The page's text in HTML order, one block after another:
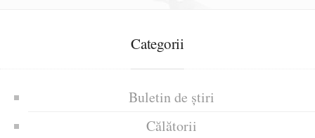
Categorii
Buletin de știri
Călătorii